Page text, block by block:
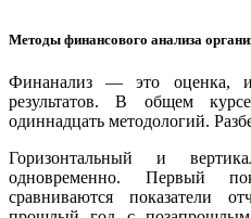
Методы финансового анализа
Финанализ — это оценка,
результатов. В общем
одиннадцать методологий.
Горизонтальный и
одновременно. Первый
сравниваются показатели